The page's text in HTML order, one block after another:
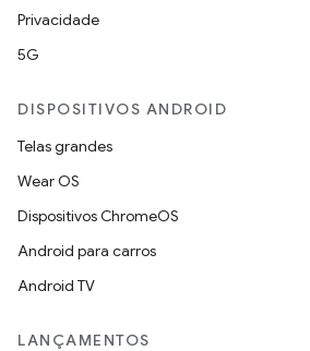
Privacidade
5G
DISPOSITIVOS ANDROID
Telas grandes
Wear OS
Dispositivos ChromeOS
Android para carros
Android TV
LANÇAMENTOS